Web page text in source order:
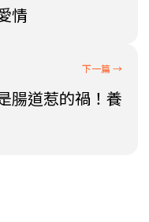
情
腸道惹的禍！養